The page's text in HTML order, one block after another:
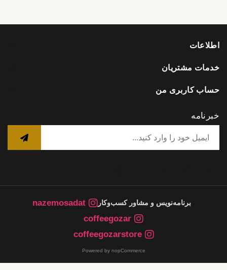
اطلاعات
خدمات مشتریان
حساب کاربری من
خبرنامه
برنامه‌نویس و مشاور کسب‌وکار
nazemosadat
coffeegozar
coffeegozarstore
Powered by nopCommerce